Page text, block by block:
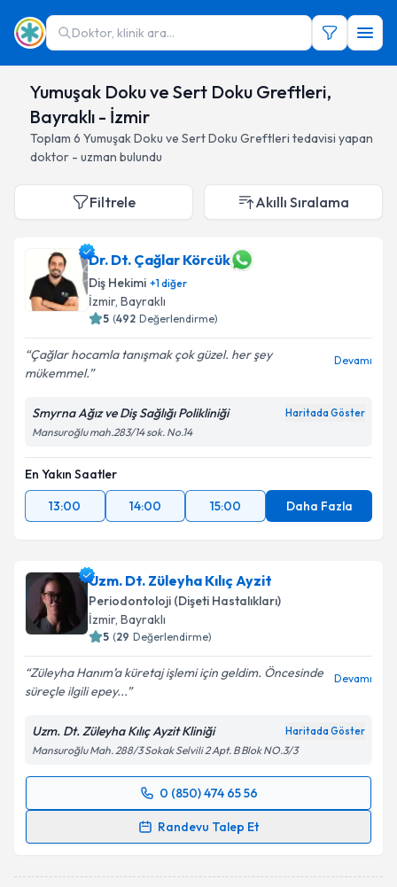
Doktor, klinik ara...
Yumuşak Doku ve Sert Doku Greftleri,
Bayraklı - İzmir
Toplam 6 Yumuşak Doku ve Sert Doku Greftleri tedavisi yapan
doktor - uzman bulundu
Filtrele Akıllı Sıralama
Dr. Dt. Çağlar Körcük
Diş Hekimi +1diğer
İzmir, Bayraklı
5 (492 Değerlendirme)
Çağlar hocamla tanışmak çok güzel. her şey
mükemmel.
Devamı
Smyrna Ağız ve Diş Sağlığı Polikliniği Haritada Göster
Mansuroğlu mah.283/14 sok. No.14
En Yakın Saatler
13:00
14:00 15:00 Daha Fazla
Uzm. Dt. Züleyha Kılıç Ayzit
Periodontoloji (Dişeti Hastalıkları)
İzmir, Bayraklı
5 (29 Değerlendirme)
Züleyha Hanım’a küretaj işlemi için geldim. Öncesinde
süreçle ilgili epey...
Devamı
Uzm. Dt. Züleyha Kılıç Ayzit Kliniği Haritada Göster
Mansuroğlu Mah. 288/3 Sokak Selvili 2 Apt. B Blok NO.3/3
0 (850) 474 65 56
Randevu Talep Et
Randevu Takvimi Talebi
talebi oluşturun. Size bu uzmandan randevu almanız